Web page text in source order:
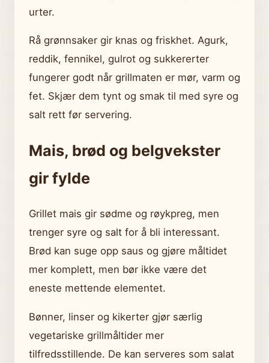
urter.
Rå grønnsaker gir knas og friskhet. Agurk,
reddik, fennikel, gulrot og sukkererter
fungerer godt når grillmaten er mør, varm og
fet. Skjær dem tynt og smak til med syre og
salt rett før servering.
Mais, brød og belgvekster
gir fylde
Grillet mais gir sødme og røykpreg, men
trenger syre og salt for å bli interessant.
Brød kan suge opp saus og gjøre måltidet
mer komplett, men bør ikke være det
eneste mettende elementet.
Bønner, linser og kikerter gjør særlig
vegetariske grillmåltider mer
tilfredsstillende. De kan serveres som salat